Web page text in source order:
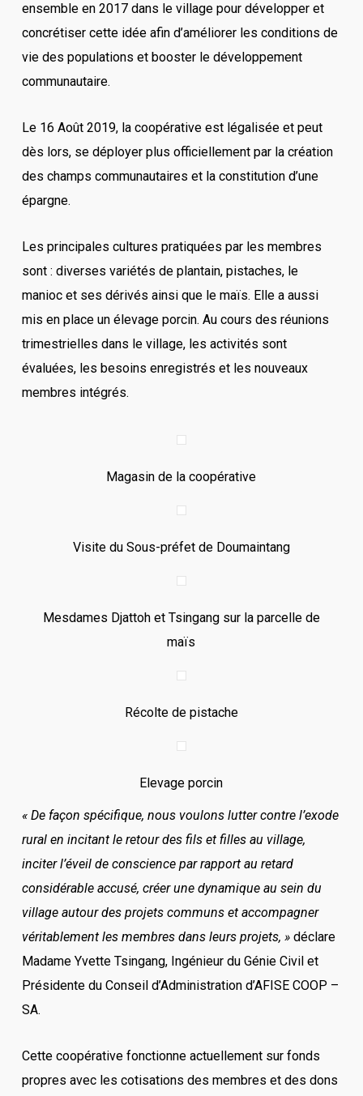
ensemble en 2017 dans le village pour développer et
concrétiser cette idée afin d’améliorer les conditions de
vie des populations et booster le développement
communautaire.
Le 16 Août 2019, la coopérative est légalisée et peut
dès lors, se déployer plus officiellement par la création
des champs communautaires et la constitution d’une
épargne.
Les principales cultures pratiquées par les membres
sont : diverses variétés de plantain, pistaches, le
manioc et ses dérivés ainsi que le maïs. Elle a aussi
mis en place un élevage porcin. Au cours des réunions
trimestrielles dans le village, les activités sont
évaluées, les besoins enregistrés et les nouveaux
membres intégrés.
Magasin de la coopérative
Visite du Sous-préfet de Doumaintang
Mesdames Djattoh et Tsingang sur la parcelle de
maïs
Récolte de pistache
Elevage porcin
« De façon spécifique, nous voulons lutter contre l’exode
rural en incitant le retour des fils et filles au village,
inciter l’éveil de conscience par rapport au retard
considérable accusé, créer une dynamique au sein du
village autour des projets communs et accompagner
véritablement les membres dans leurs projets, »déclare
Madame Yvette Tsingang, Ingénieur du Génie Civil et
Présidente du Conseil d’Administration d’AFISE COOP –
SA.
Cette coopérative fonctionne actuellement sur fonds
propres avec les cotisations des membres et des dons